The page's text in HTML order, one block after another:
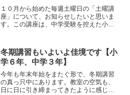
１０月から始めた毎週土曜日の「土曜講
座」について、お知らせしたいと思いま
す。この講座は、中学受験を控えた小学
進中学校やフロンティア大学付属中学校
を目指す皆さんのために、...
冬期講習もいよいよ佳境です【小
学６年、中学３年】
今年も年末年始をまたぐ形で、冬期講習
の真っ只中にあります。教室の空気も、
日に日に引き締まってきたように感じま